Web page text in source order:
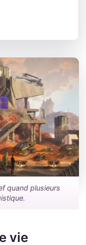
quand plusieurs
vie